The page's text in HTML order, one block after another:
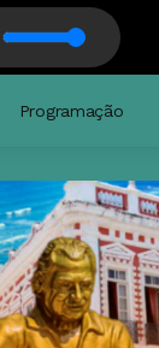
e Marinho Santos
Programação